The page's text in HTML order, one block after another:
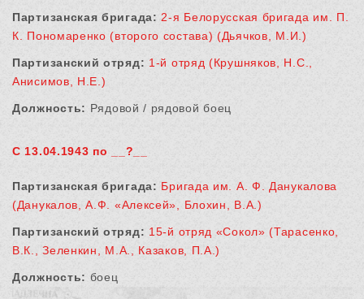
Партизанская бригада: 2-я Белорусская бригада им. П.
К. Пономаренко (второго состава) (Дьячков, М.И.)
Партизанский отряд: 1-й отряд (Крушняков, Н.С.,
Анисимов, Н.Е.)
Должность: Рядовой / рядовой боец
С 13.04.1943 по __?__
Партизанская бригада: Бригада им. А. Ф. Данукалова
(Данукалов, А.Ф. «Алексей», Блохин, В.А.)
Партизанский отряд: 15-й отряд «Сокол» (Тарасенко,
В.К., Зеленкин, М.А., Казаков, П.А.)
Должность: боец